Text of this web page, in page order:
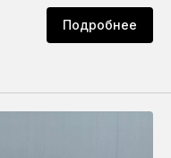
Подробнее